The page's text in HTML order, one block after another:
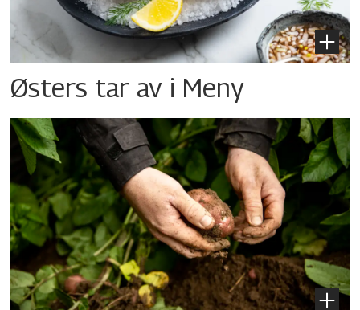
Østers tar av i Meny